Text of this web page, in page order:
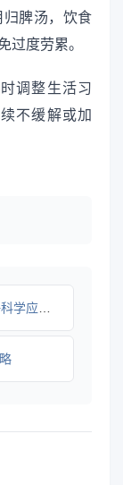
脾汤，饮食
过度劳累。
调整生活习
不缓解或加
全攻略